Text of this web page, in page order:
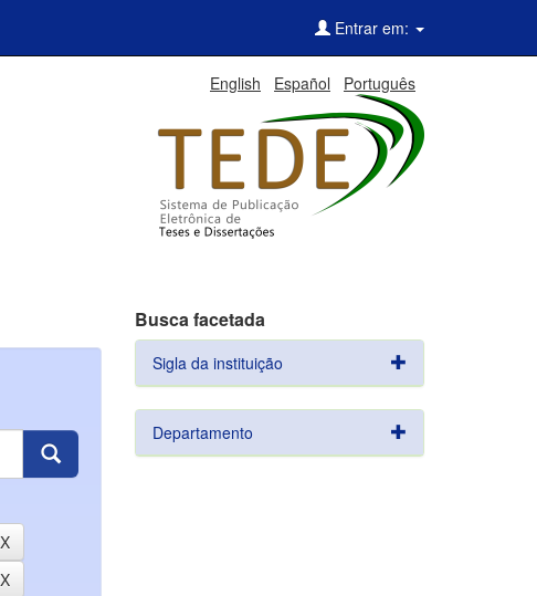
Entrar em:
English Español Português
Busca facetada
Sigla da instituição
Departamento